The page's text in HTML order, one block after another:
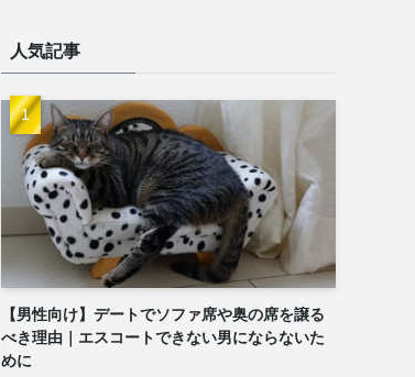
人気記事
【男性向け】デートでソファ席や奥の席を譲る
べき理由｜エスコートできない男にならないた
めに